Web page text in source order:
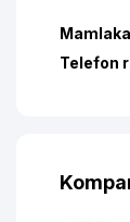
Telefon